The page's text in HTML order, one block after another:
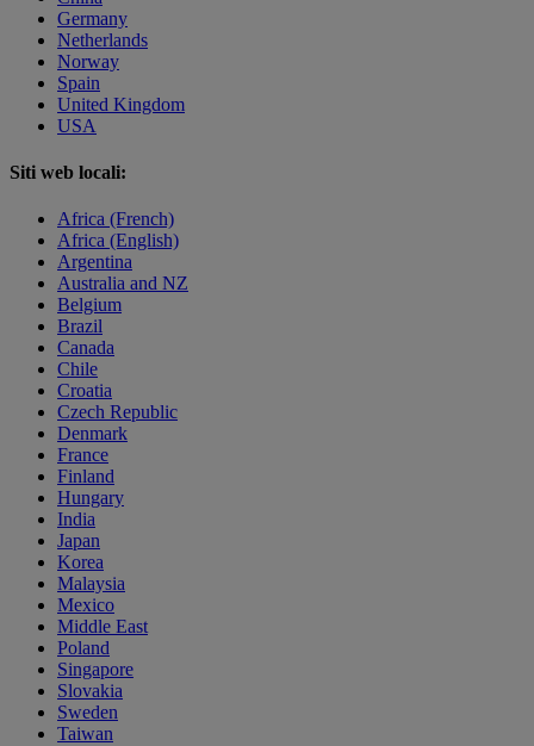
Germany
Netherlands
Norway
Spain
United Kingdom
USA
Siti web locali:
Africa (French)
Africa (English)
Argentina
Australia and NZ
Belgium
Brazil
Canada
Chile
Croatia
Czech Republic
Denmark
France
Finland
Hungary
India
Japan
Korea
Malaysia
Mexico
Middle East
Poland
Singapore
Slovakia
Sweden
Taiwan